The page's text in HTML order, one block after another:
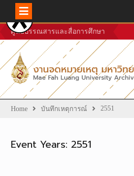
Skip
to
content
ศูนย์บรรณสารและสื่อการศึกษา
Home บันทึกเหตุการณ์ 2551
Event Years: 2551